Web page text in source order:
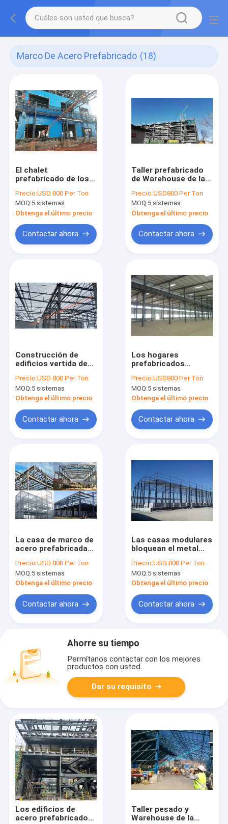
Marco De Acero Prefabricado (18)
El chalet
prefabricado de los
acero del indicador
ligero del metal
dirigió de varios
pisos
Precio:USD 800 Per Ton
MOQ:5 sistemas
Obtenga el último precio
Contactar ahora
Taller prefabricado
de Warehouse de la
acero de la cubierta
con la grúa Q345B
Precio:USD800 Per Ton
MOQ:5 sistemas
Obtenga el último precio
Contactar ahora
Construcción de
edificios vertida de
estructura de acero
de la subida del
almacenamiento de
alta
Precio:USD 800 Per Ton
MOQ:5 sistemas
Obtenga el último precio
Contactar ahora
Los hogares
prefabricados
de acero atan los
deportes grandes
Hall Cow Shed Farm
Precio:USD800 Per Ton
MOQ:5 sistemas
Obtenga el último precio
Contactar ahora
La casa de marco de
acero prefabricada
puerta estructural
Precio:USD 800 Per Ton
MOQ:5 sistemas
Obtenga el último precio
Contactar ahora
Las casas modulares
bloquean el metal
paredes del marco de
acero modular con el
panel del tejado
Precio:USD 800 Per Ton
MOQ:5 sistemas
Obtenga el último precio
Contactar ahora
Ahorre su tiempo
Permítanos contactar con los mejores
productos con usted.
Dar su requisito
Los edificios de
acero prefabricados
Taller pesado y
Warehouse de la